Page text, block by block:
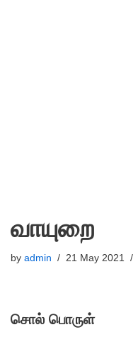
வாயுறை
by admin 21 May 2021
சொல் பொருள்